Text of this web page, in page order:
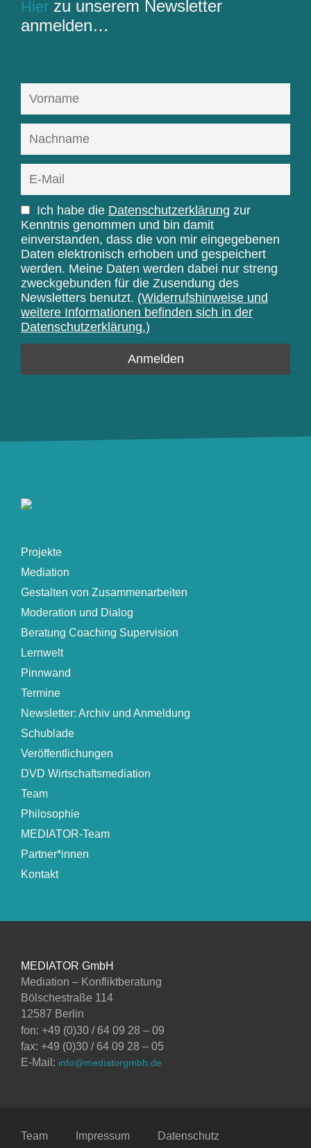
Hier zu unserem Newsletter
anmelden…
Ich habe die Datenschutzerklärung zur
Kenntnis genommen und bin damit
einverstanden, dass die von mir eingegebenen
Daten elektronisch erhoben und gespeichert
werden. Meine Daten werden dabei nur streng
zweckgebunden für die Zusendung des
Newsletters benutzt. (Widerrufshinweise und
weitere Informationen befinden sich in der
Datenschutzerklärung.)
Projekte
Mediation
Gestalten von Zusammenarbeiten
Moderation und Dialog
Beratung Coaching Supervision
Lernwelt
Pinnwand
Termine
Newsletter: Archiv und Anmeldung
Schublade
Veröffentlichungen
DVD Wirtschaftsmediation
Team
Philosophie
MEDIATOR-Team
Partner*innen
Kontakt
MEDIATOR GmbH
Mediation – Konfliktberatung
Bölschestraße 114
12587 Berlin
fon: +49 (0)30 / 64 09 28 – 09
fax: +49 (0)30 / 64 09 28 – 05
E-Mail: info@mediatorgmbh.de
Team Impressum Datenschutz